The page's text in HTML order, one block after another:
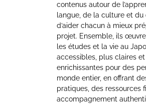
contenus autour de
langue, de la culture et du
d’aider chacun à mieux
projet. Ensemble, ils
les études et la vie au
accessibles, plus claires
enrichissantes pour des
monde entier, en offrant
pratiques, des ressources
accompagnement